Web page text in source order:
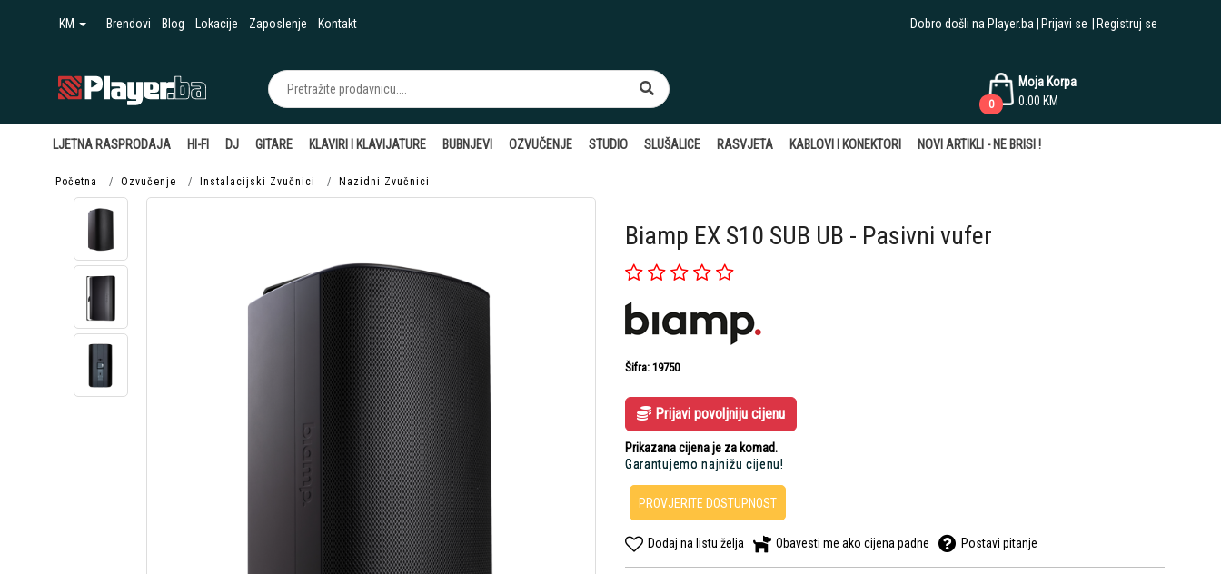
KM Brendovi Blog Lokacije Zaposlenje Kontakt Dobro došli na Player.ba Prijavi se Registruj se
Moja Korpa
0.00 KM
0
LJETNA RASPRODAJA HI-FI DJ GITARE KLAVIRI I KLAVIJATURE BUBNJEVI OZVUČENJE STUDIO SLUŠALICE RASVJETA KABLOVI I KONEKTORI NOVI ARTIKLI - NE BRISI !
Početna Ozvučenje Instalacijski Zvučnici Nazidni Zvučnici
Biamp EX S10 SUB UB - Pasivni vufer
Šifra: 19750
Prijavi povoljniju cijenu
Prikazana cijena je za komad.
Garantujemo najnižu cijenu!
PROVJERITE DOSTUPNOST
Dodaj na listu želja Obavesti me ako cijena padne Postavi pitanje